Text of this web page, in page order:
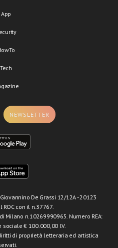
App
Tech
NEWSLETTER
De Grassi 12/12A - 20123
ROC con il n.37767.
di Milano n.10269990965. Numero REA:
sociale € 100.000,00 I.V.
di proprietà letteraria ed artistica